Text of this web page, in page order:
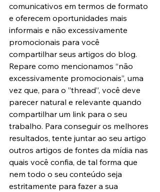
comunicativos em termos de formato
e oferecem oportunidades mais
informais e não excessivamente
promocionais para você
compartilhar seus artigos do blog.
Repare como mencionamos “não
excessivamente promocionais”, uma
vez que, para o ”thread”, você deve
parecer natural e relevante quando
compartilhar um link para o seu
trabalho. Para conseguir os melhores
resultados, tente juntar ao seu artigo
outros artigos de fontes da mídia nas
quais você confia, de tal forma que
nem todo o seu conteúdo seja
estritamente para fazer a sua